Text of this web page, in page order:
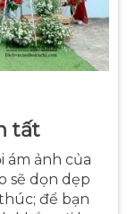
tất
ám ảnh của
sẽ dọn dẹp
để bạn